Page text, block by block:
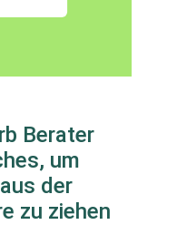
Berater
um
der
zu ziehen